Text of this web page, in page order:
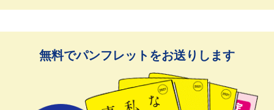
無料でパンフレットをお送りします